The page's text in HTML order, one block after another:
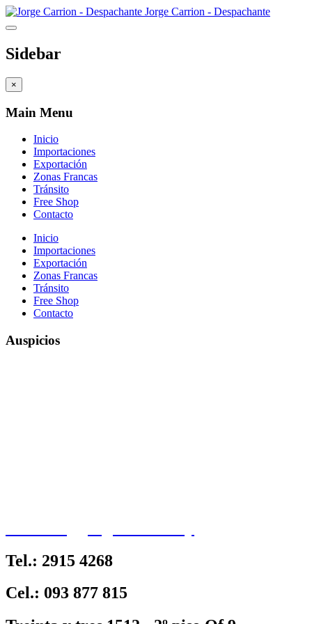
Jorge Carrion - Despachante
Sidebar
×
Main Menu
Inicio
Importaciones
Exportación
Zonas Francas
Tránsito
Free Shop
Contacto
Inicio
Importaciones
Exportación
Zonas Francas
Tránsito
Free Shop
Contacto
Auspicios
Tel.: 2915 4268
Cel.: 093 877 815